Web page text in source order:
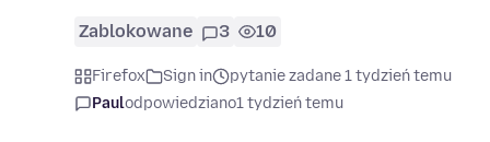
Zablokowane 3 10
Firefox Sign in
pytanie zadane 1 tydzień temu
Paulodpowiedziano1 tydzień temu